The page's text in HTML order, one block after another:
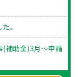
。
(補助金)3月～申請